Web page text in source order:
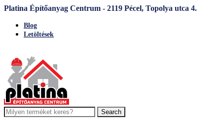
Platina Építőanyag Centrum - 2119 Pécel, Topolya utca 4.
Blog
Letöltések
Search